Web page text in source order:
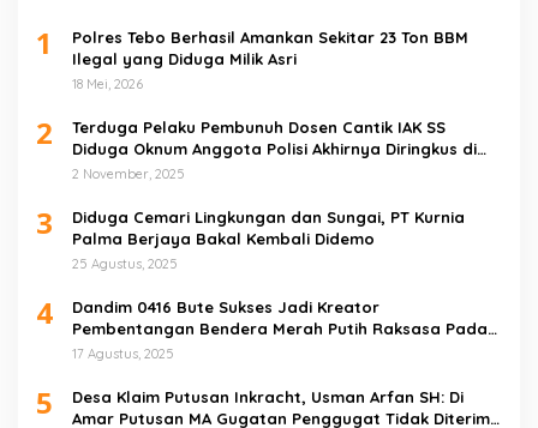
1
Polres Tebo Berhasil Amankan Sekitar 23 Ton BBM
Ilegal yang Diduga Milik Asri
18 Mei, 2026
2
Terduga Pelaku Pembunuh Dosen Cantik IAK SS
Diduga Oknum Anggota Polisi Akhirnya Diringkus di
Tebo Tengah
2 November, 2025
3
Diduga Cemari Lingkungan dan Sungai, PT Kurnia
Palma Berjaya Bakal Kembali Didemo
25 Agustus, 2025
4
Dandim 0416 Bute Sukses Jadi Kreator
Pembentangan Bendera Merah Putih Raksasa Pada
Peringatan HUT RI ke 80 di Tebo
17 Agustus, 2025
5
Desa Klaim Putusan Inkracht, Usman Arfan SH: Di
Amar Putusan MA Gugatan Penggugat Tidak Diterima